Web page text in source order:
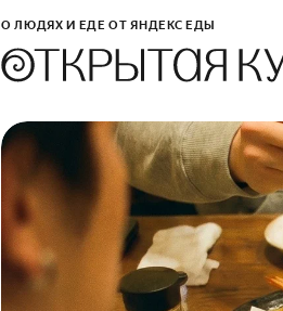
О ЛЮДЯХ И ЕДЕ ОТ ЯНДЕКС ЕДЫ